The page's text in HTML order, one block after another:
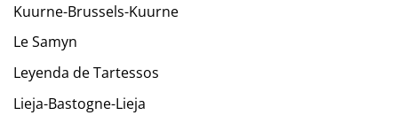
Kuurne-Brussels-Kuurne
Le Samyn
Leyenda de Tartessos
Lieja-Bastogne-Lieja